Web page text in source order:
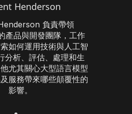
Henderson
負責帶領
產品與開發團隊，工作
如何運用技術與人工智
分析、評估、處理和生
尤其關心大型語言模型
服務帶來哪些顛覆性的
影響。